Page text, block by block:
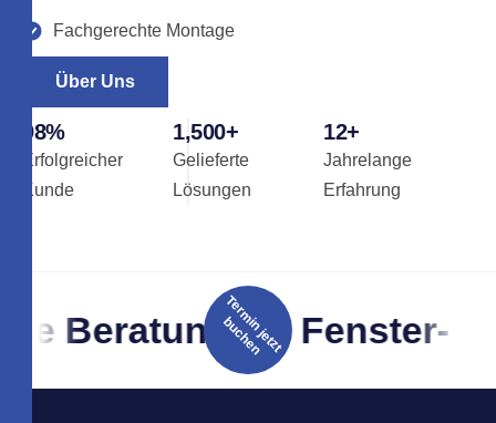
Fachgerechte Montage
Über Uns
Erfolgreicher
Kunde
98%
Gelieferte
Lösungen
1,500+
Jahrelange
Erfahrung
12+
Beratung für Fenster-
T
e
r
m
i
n
j
e
t
z
t
b
u
c
h
e
n